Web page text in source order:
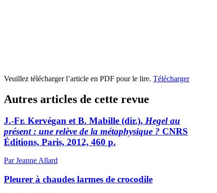
Veuillez télécharger l’article en PDF pour le lire. Télécharger
Autres articles de cette revue
J.-Fr. Kervégan et B. Mabille (dir.), Hegel au
présent : une relève de la métaphysique ? CNRS
Éditions, Paris, 2012, 460 p.
Par Jeanne Allard
Pleurer à chaudes larmes de crocodile